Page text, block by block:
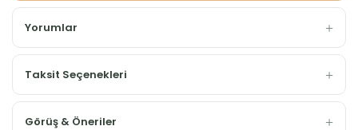
Yorumlar
Taksit Seçenekleri
Görüş & Öneriler